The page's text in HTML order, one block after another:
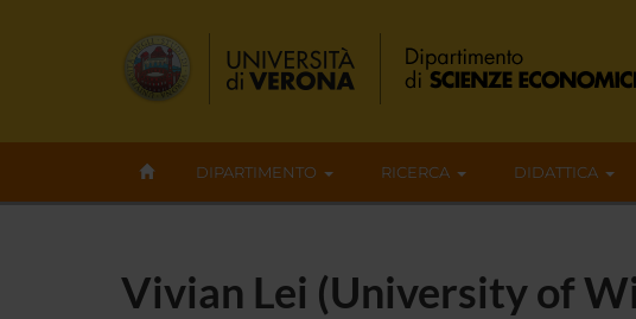
DIPARTIMENTO RICERCA DIDATTICA
Vivian Lei (University of